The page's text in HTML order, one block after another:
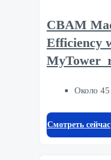
CBAM
Efficiency
Около
Смотреть сейчас